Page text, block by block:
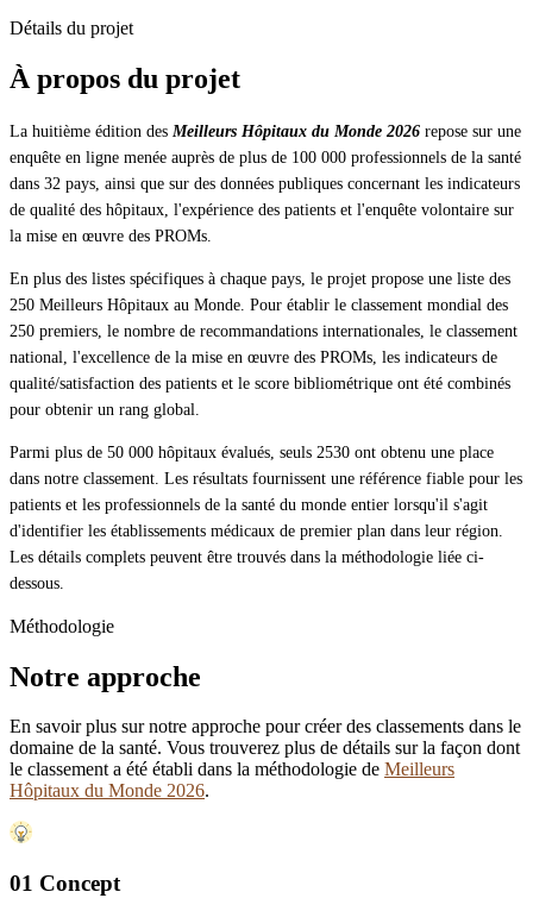
Détails du projet
À propos du projet
La huitième édition des Meilleurs Hôpitaux du Monde 2026 repose sur une
enquête en ligne menée auprès de plus de 100 000 professionnels de la santé
dans 32 pays, ainsi que sur des données publiques concernant les indicateurs
de qualité des hôpitaux, l'expérience des patients et l'enquête volontaire sur
la mise en œuvre des PROMs.
En plus des listes spécifiques à chaque pays, le projet propose une liste des
250 Meilleurs Hôpitaux au Monde. Pour établir le classement mondial des
250 premiers, le nombre de recommandations internationales, le classement
national, l'excellence de la mise en œuvre des PROMs, les indicateurs de
qualité/satisfaction des patients et le score bibliométrique ont été combinés
pour obtenir un rang global.
Parmi plus de 50 000 hôpitaux évalués, seuls 2530 ont obtenu une place
dans notre classement. Les résultats fournissent une référence fiable pour les
patients et les professionnels de la santé du monde entier lorsqu'il s'agit
d'identifier les établissements médicaux de premier plan dans leur région.
Les détails complets peuvent être trouvés dans la méthodologie liée ci-
dessous.
Méthodologie
Notre approche
En savoir plus sur notre approche pour créer des classements dans le
domaine de la santé. Vous trouverez plus de détails sur la façon dont
le classement a été établi dans la méthodologie de Meilleurs
Hôpitaux du Monde 2026.
01 Concept